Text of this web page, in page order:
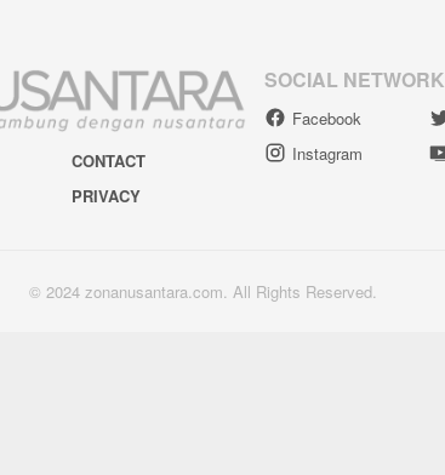
CONTACT
PRIVACY
SOCIAL NETWORK
Facebook
Instagram
© 2024 zonanusantara.com. All Rights Reserved.